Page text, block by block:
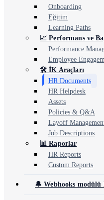
Onboarding
Eğitim
Learning Paths
📈 Performans ve
Performance
Employee
🛠️ İK Araçları
HR Documents
HR Helpdesk
Assets
Policies & Q&A
Layoff
Job Descriptions
📊 Raporlar
HR Reports
Custom Reports
🔔 Webhooks modülü